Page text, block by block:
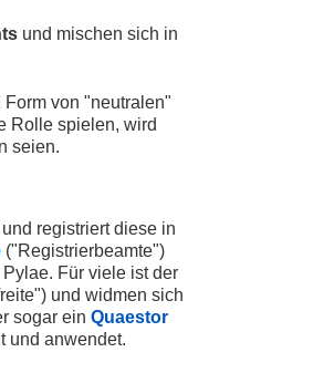
und mischen sich in
von "neutralen"
Rolle spielen, wird
seien.
registriert diese in
("Registrierbeamte")
Für viele ist der
und widmen sich
sogar ein Quaestor
und anwendet.